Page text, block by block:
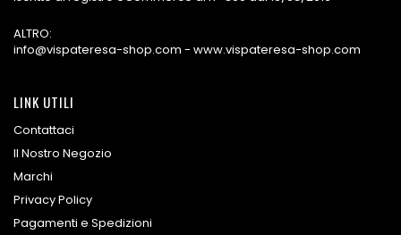
ALTRO:
info@vispateresa-shop.com - www.vispateresa-shop.com
LINK UTILI
Contattaci
Il Nostro Negozio
Marchi
Privacy Policy
Pagamenti e Spedizioni